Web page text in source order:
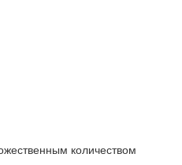
количеством